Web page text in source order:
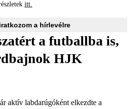
itt.
a hírlevélre
a futballba is,
HJK
aktív labdarúgóként elkezdte a